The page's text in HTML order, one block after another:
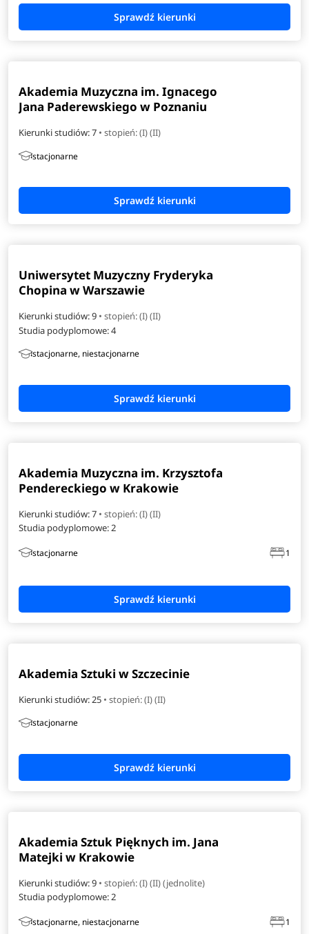
Akademia Muzyczna im. Ignacego
Jana Paderewskiego w Poznaniu
Kierunki studiów: 7 • stopień: (I) (II)
stacjonarne
Uniwersytet Muzyczny Fryderyka
Chopina w Warszawie
Kierunki studiów: 9 • stopień: (I) (II)
Studia podyplomowe:4
stacjonarne, niestacjonarne
Akademia Muzyczna im. Krzysztofa
Pendereckiego w Krakowie
Kierunki studiów: 7 • stopień: (I) (II)
Studia podyplomowe:2
stacjonarne 1
Akademia Sztuki w Szczecinie
Kierunki studiów: 25 • stopień: (I) (II)
stacjonarne
Akademia Sztuk Pięknych im. Jana
Matejki w Krakowie
Kierunki studiów: 9 • stopień: (I) (II) (jednolite)
Studia podyplomowe:2
stacjonarne, niestacjonarne 1